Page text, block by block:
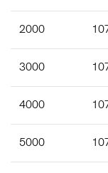
2000
3000
4000
5000